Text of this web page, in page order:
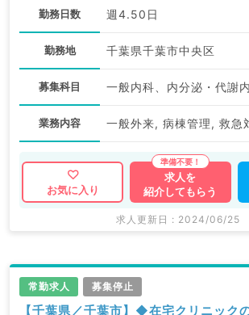
勤務日数 週4.50日
勤務地 千葉県千葉市中央区
募集科目 一般内科、内分泌・代謝
業務内容 一般外来, 病棟管理, 救急
お気に入り
求人を
紹介してもらう
求人更新日 : 2024/06/25
常勤求人 募集停止
【千葉県／千葉市】◆在宅クリニック